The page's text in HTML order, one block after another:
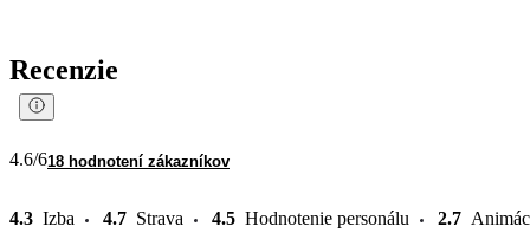
Recenzie
4.6/618 hodnotení zákazníkov
4.3 Izba 4.7 Strava 4.5 Hodnotenie personálu 2.7